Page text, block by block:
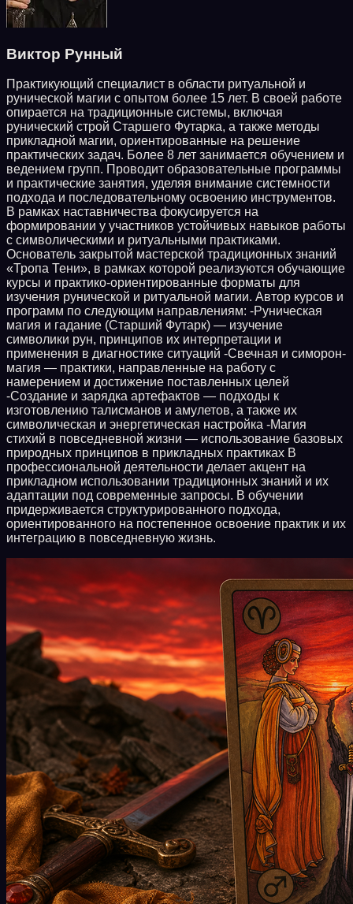
Виктор Рунный
Практикующий специалист в области ритуальной и
рунической магии с опытом более 15 лет. В своей работе
опирается на традиционные системы, включая
рунический строй Старшего Футарка, а также методы
прикладной магии, ориентированные на решение
практических задач. Более 8 лет занимается обучением и
ведением групп. Проводит образовательные программы
и практические занятия, уделяя внимание системности
подхода и последовательному освоению инструментов.
В рамках наставничества фокусируется на
формировании у участников устойчивых навыков работы
с символическими и ритуальными практиками.
Основатель закрытой мастерской традиционных знаний
«Тропа Тени», в рамках которой реализуются обучающие
курсы и практико-ориентированные форматы для
изучения рунической и ритуальной магии. Автор курсов и
программ по следующим направлениям: -Руническая
магия и гадание (Старший Футарк) — изучение
символики рун, принципов их интерпретации и
применения в диагностике ситуаций -Свечная и симорон-
магия — практики, направленные на работу с
намерением и достижение поставленных целей
-Создание и зарядка артефактов — подходы к
изготовлению талисманов и амулетов, а также их
символическая и энергетическая настройка -Магия
стихий в повседневной жизни — использование базовых
природных принципов в прикладных практиках В
профессиональной деятельности делает акцент на
прикладном использовании традиционных знаний и их
адаптации под современные запросы. В обучении
придерживается структурированного подхода,
ориентированного на постепенное освоение практик и их
интеграцию в повседневную жизнь.